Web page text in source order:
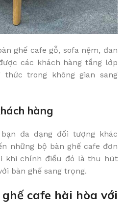
ghế cafe gỗ, sofa nệm, đan
các khách hàng tầng lớp
trong không gian sang
hàng
đa dạng đối tượng khác
những bộ bàn ghế cafe đơn
khi chính điều đó là thu hút
bàn ghế sang trọng.
cafe hài hòa với